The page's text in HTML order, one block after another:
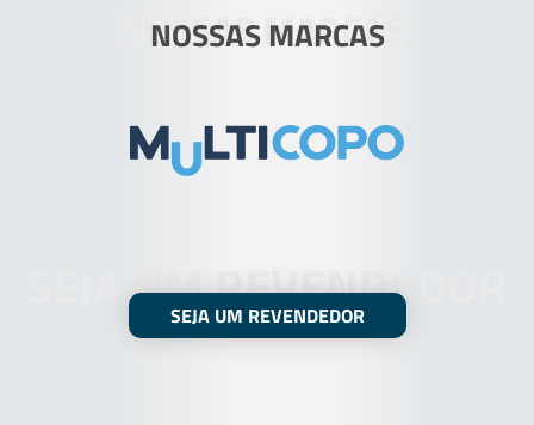
NOSSAS MARCAS
NOSSAS MARCAS
SEJA UM REVENDEDOR
SEJA UM REVENDEDOR